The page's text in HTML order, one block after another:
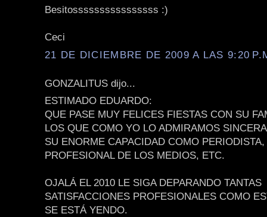
Besitossssssssssssssss :)
Ceci
21 DE DICIEMBRE DE 2009 A LAS 9:20
GONZALITUS dijo...
ESTIMADO EDUARDO:
QUE PASE MUY FELICES FIESTAS CON SU
LOS QUE COMO YO LO ADMIRAMOS
SU ENORME CAPACIDAD COMO
PROFESIONAL DE LOS MEDIOS, ETC.
OJALÁ EL 2010 LE SIGA DEPARANDO TANTAS
SATISFACCIONES PROFESIONALES COMO
SE ESTÁ YENDO.